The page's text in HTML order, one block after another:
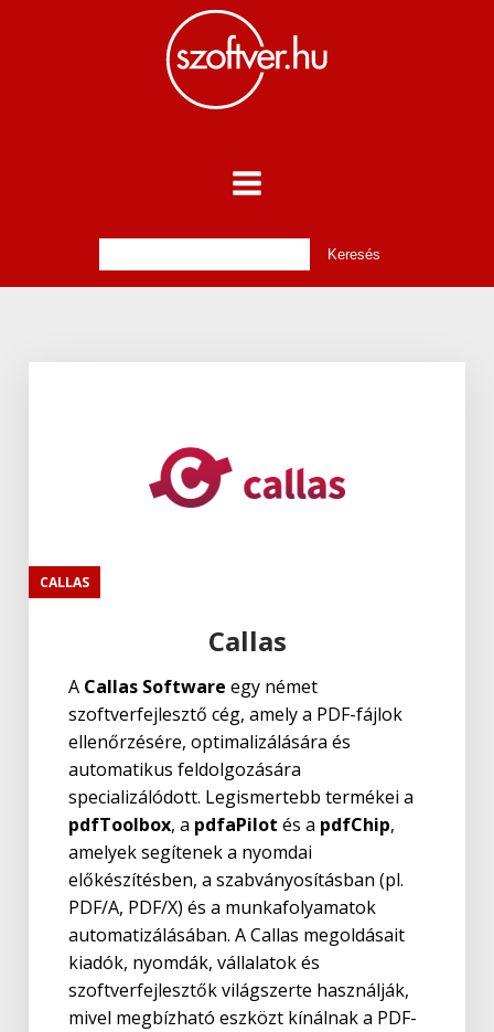
CALLAS
Callas
A Callas Software egy német
szoftverfejlesztő cég, amely a PDF-fájlok
ellenőrzésére, optimalizálására és
automatikus feldolgozására
specializálódott. Legismertebb termékei a
pdfToolbox, a pdfaPilot és a pdfChip,
amelyek segítenek a nyomdai
előkészítésben, a szabványosításban (pl.
PDF/A, PDF/X) és a munkafolyamatok
automatizálásában. A Callas megoldásait
kiadók, nyomdák, vállalatok és
szoftverfejlesztők világszerte használják,
mivel megbízható eszközt kínálnak a PDF-